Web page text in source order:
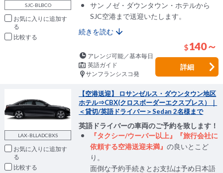
SJC-BLBCO
お気に入りに追加
比較
サン ノゼ・ダウンタウン・ホテルから
SJC空港まで送迎いたします。
続きを読む
$140～
アレンジ可能／基本毎日
英語ガイド
サンフランシスコ発
詳細
LAX-BLLADCBXS
お気に入りに追加
比較
【空港送迎】 ロサンゼルス・ダウンタウン地区
ホテル⇒CBX(クロスボーダーエクスプレス）｜
＜貸切/英語ドライバー＞Sedan 2名様まで
英語ドライバーの車両のご予約を致します！
『タクシー/ウーバー以上』『旅行会社に
依頼する空港送迎未満』の良いとこど
り。
面倒な予約手続きとお支払は予め日本語